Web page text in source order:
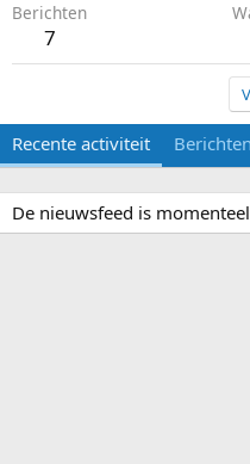
Berichten
7
Recente activiteit Berichten
De nieuwsfeed is